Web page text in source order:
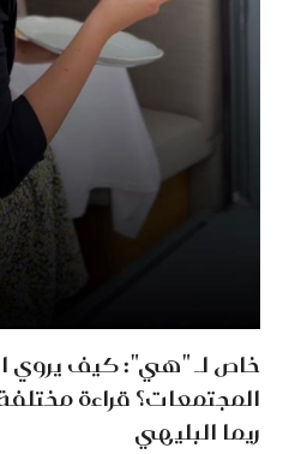
خاص لـ "هي": كيف يروي
المجتمعات؟ قراءة
ريما البليهي